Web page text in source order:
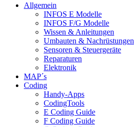
Allgemein
INFOS E Modelle
INFOS F/G Modelle
Wissen & Anleitungen
Umbauten & Nachrüstungen
Sensoren & Steuergeräte
Reparaturen
Elektronik
MAP´s
Coding
Handy-Apps
CodingTools
E Coding Guide
F Coding Guide